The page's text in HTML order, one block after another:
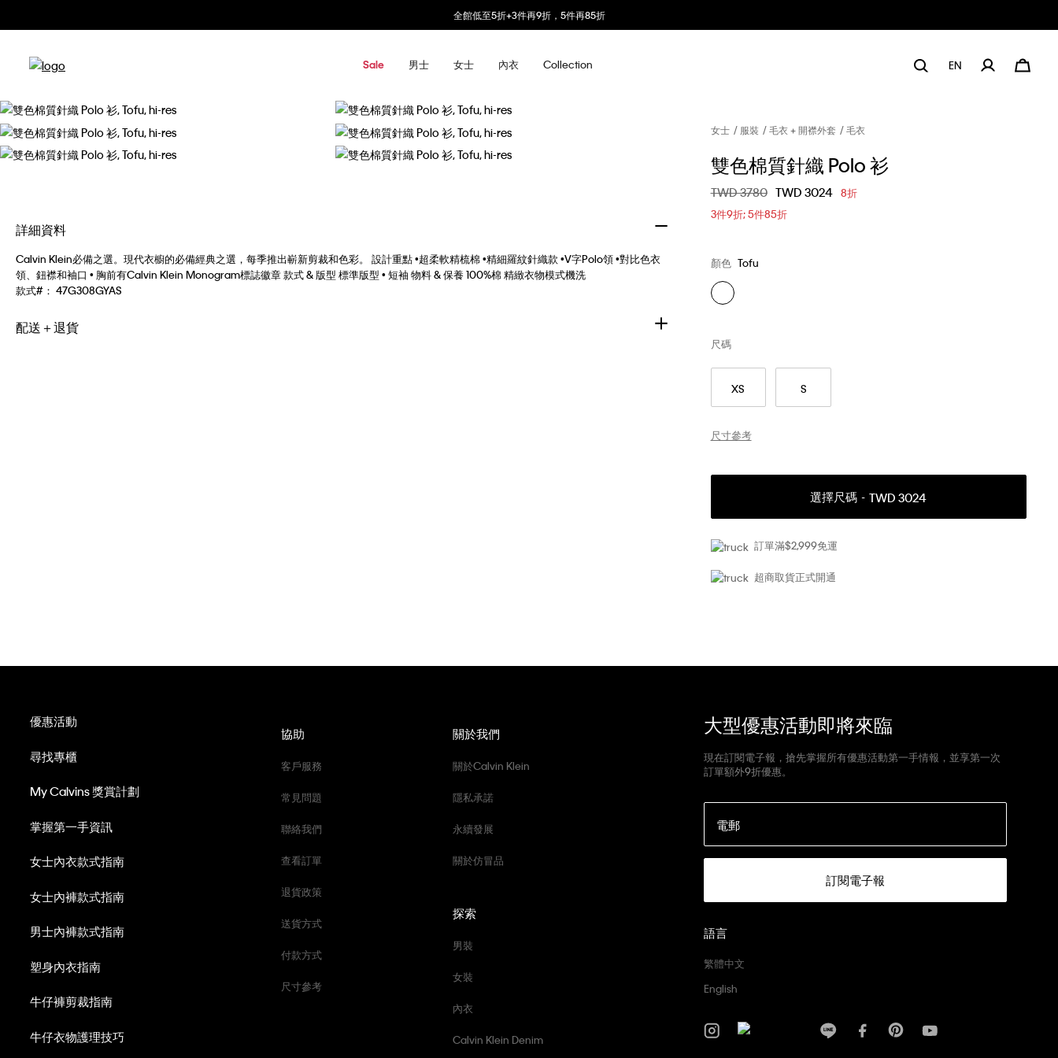
全館低至5折+3件再9折，5件再85折
Sale 男士 女士 內衣 Collection EN
詳細資料
Calvin Klein必備之選。現代衣櫥的必備經典之選，每季推出嶄新剪裁和色彩。 設計重點 •超柔軟精梳棉 •精細羅紋針織款 •V字Polo領 •對比色衣
領、鈕襟和袖口 • 胸前有Calvin Klein Monogram標誌徽章 款式 & 版型 標準版型 • 短袖 物料 & 保養 100%棉 精緻衣物模式機洗
款式#： 47G308GYAS
配送＋退貨
女士 服裝 毛衣 + 開襟外套 毛衣
雙色棉質針織 Polo 衫
價格扣減從
TWD 3780至TWD 3024 8折
3件9折; 5件85折
顏色 Tofu
XS S
尺碼
尺寸參考
選擇尺碼 TWD 3024
訂單滿$2,999免運
超商取貨正式開通
大型優惠活動即將來臨
現在訂閱電子報，搶先掌握所有優惠活動第一手情報，並享第一次
訂單額外9折優惠。
電郵
訂閱電子報
語言
繁體中文
English
協助
客戶服務
常見問題
聯絡我們
查看訂單
退貨政策
送貨方式
付款方式
尺寸參考
優惠活動
尋找專櫃
My Calvins 獎賞計劃
掌握第一手資訊
女士內衣款式指南
女士內褲款式指南
男士內褲款式指南
塑身內衣指南
牛仔褲剪裁指南
牛仔衣物護理技巧
探索
男裝
女裝
內衣
Calvin Klein Denim
關於我們
關於Calvin Klein
隱私承諾
永續發展
關於仿冒品